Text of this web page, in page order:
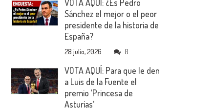
VOTA AQUÍ: ¿Es Pedro
Sánchez el mejor o el peor
presidente de la historia de
España?
28 julio, 2026 0
VOTA AQUÍ: Para que le den
a Luis de la Fuente el
premio ‘Princesa de
Asturias’